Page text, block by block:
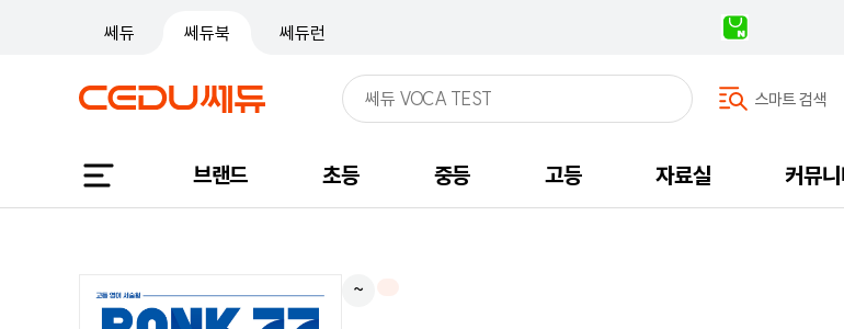
쎄듀 쎄듀북 쎄듀런
스마트 검색
브랜드 초등 중등 고등 자료실 커뮤
~